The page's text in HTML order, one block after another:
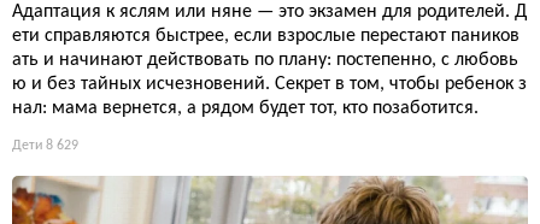
Адаптация к яслям или няне — это экзамен для родителей. Д
ети справляются быстрее, если взрослые перестают паников
ать и начинают действовать по плану: постепенно, с любовь
ю и без тайных исчезновений. Секрет в том, чтобы ребенок з
нал: мама вернется, а рядом будет тот, кто позаботится.
Дети 8 629